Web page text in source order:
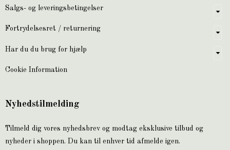
Salgs- og leveringsbetingelser
Fortrydelsesret / returnering
Har du du brug for hjælp
Cookie Information
Nyhedstilmelding
Tilmeld dig vores nyhedsbrev og modtag eksklusive tilbud og
nyheder i shoppen. Du kan til enhver tid afmelde igen.